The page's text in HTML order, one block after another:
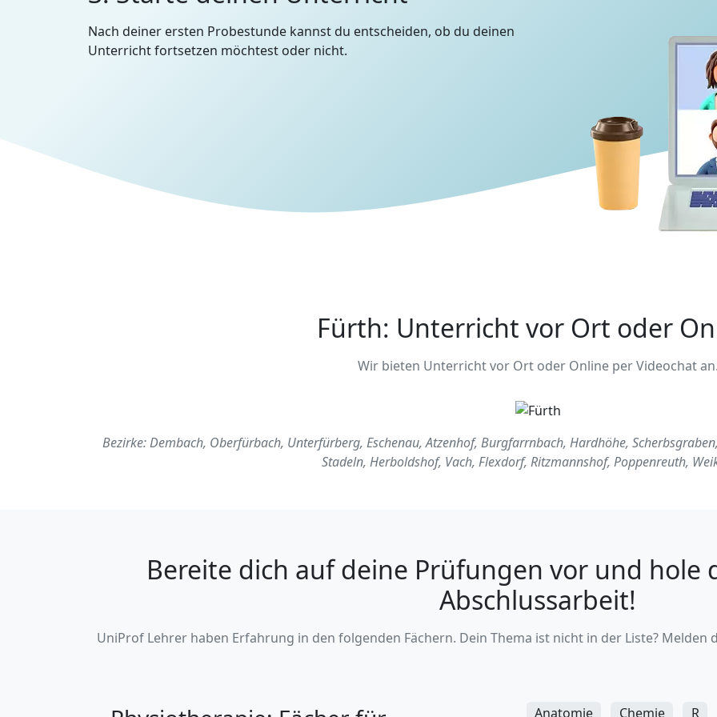
Nach deiner ersten Probestunde kannst du entscheiden, ob du deinen
Unterricht fortsetzen möchtest oder nicht.
Fürth: Unterricht vor Ort oder
Wir bieten Unterricht vor Ort oder Online per Videochat
Bezirke: Dembach, Oberfürbach, Unterfürberg, Eschenau, Atzenhof, Burgfarrnbach, Hardhöhe,
Stadeln, Herboldshof, Vach, Flexdorf, Ritzmannshof, Poppenreuth,
Bereite dich auf deine Prüfungen vor und hole
Abschlussarbeit!
UniProf Lehrer haben Erfahrung in den folgenden Fächern. Dein Thema ist nicht in der Liste?
Anatomie Chemie R